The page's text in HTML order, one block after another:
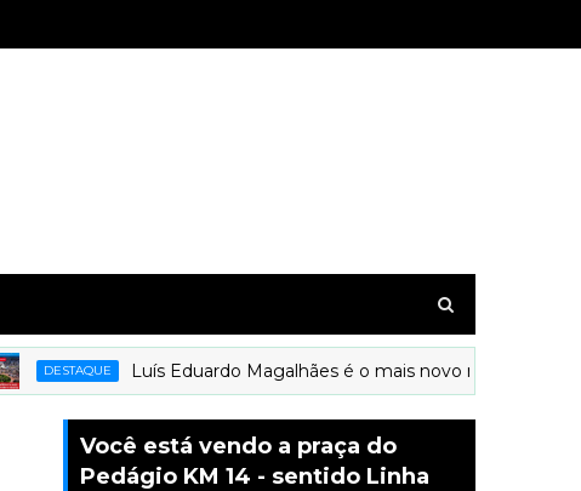
Luís Eduardo Magalhães é o mais novo município a
Você está vendo a praça do
Pedágio KM 14 - sentido Linha